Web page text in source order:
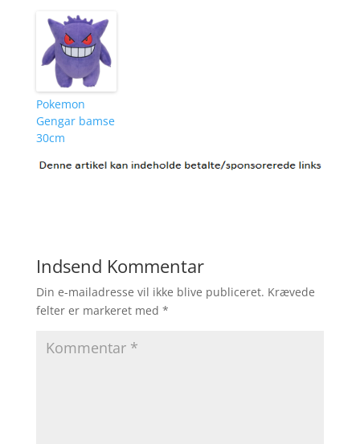
Pokemon
Gengar bamse
30cm
Indsend Kommentar
Din e-mailadresse vil ikke blive publiceret. Krævede
felter er markeret med *